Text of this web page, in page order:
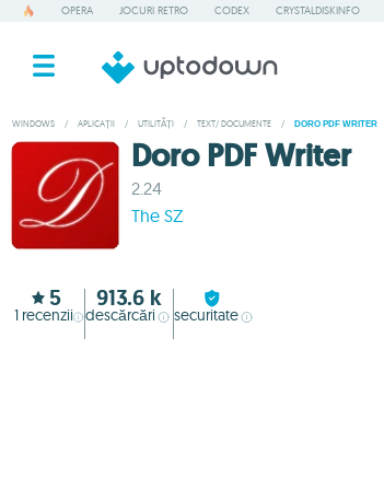
OPERA JOCURI RETRO CODEX CRYSTALDISKINFO
WINDOWS / APLICAȚII / UTILITĂȚI / TEXT/ DOCUMENTE / DORO PDF WRITER
Doro PDF Writer
2.24
The SZ
5
1 recenzii
913.6 k
descărcări securitate